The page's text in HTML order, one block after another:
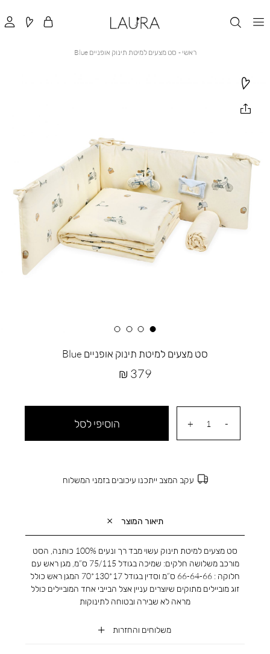
ראשי ראשי
סט מצעים למיטת תינוק אופניים Blue
סט מצעים למיטת תינוק אופניים Blue
מחיר
379 ₪
הוסיפי לסל
עקב המצב ייתכנו עיכובים בזמני המשלוח
תיאור המוצר
משלוחים והחזרות
סט מצעים למיטת תינוק עשוי מבד רך ונעים 100% כותנה, הסט
מורכב משלושה חלקים: שמיכה בגודל 75/115 ס”מ, מגן ראש עם
חלוקה : 66-64-66 ס”מ וסדין בגודל 17*130*70 המגן ראש כולל
זוג מוביילים מתוקים שיוצרים עניין אצל הבייבי אחד המוביילים כולל
מראה לא שבירה ובטוחה לתינוקות